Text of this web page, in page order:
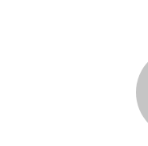
तीसरी आंख और साइबर सुरक्षा
मीडिया से औपचारिक बातचीत के
रखने का अपना मास्टर प्लान